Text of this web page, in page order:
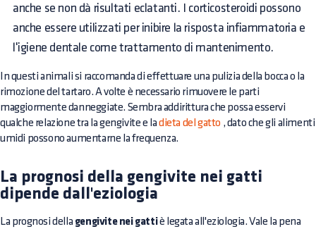
anche se non dà risultati eclatanti. I corticosteroidi possono
anche essere utilizzati per inibire la risposta infiammatoria e
l'igiene dentale come trattamento di mantenimento.
In questi animali si raccomanda di effettuare una pulizia della bocca o la
rimozione del tartaro. A volte è necessario rimuovere le parti
maggiormente danneggiate. Sembra addirittura che possa esservi
qualche relazione tra la gengivite e ladieta del gatto , dato che gli alimenti
umidi possono aumentarne la frequenza.
La prognosi della gengivite nei gatti
dipende dall'eziologia
La prognosi della gengivite nei gattiè legata all'eziologia. Vale la pena